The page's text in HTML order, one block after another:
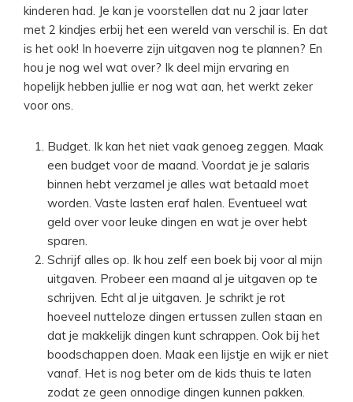
kinderen had. Je kan je voorstellen dat nu 2 jaar later
met 2 kindjes erbij het een wereld van verschil is. En dat
is het ook! In hoeverre zijn uitgaven nog te plannen? En
hou je nog wel wat over? Ik deel mijn ervaring en
hopelijk hebben jullie er nog wat aan, het werkt zeker
voor ons.
Budget. Ik kan het niet vaak genoeg zeggen. Maak
een budget voor de maand. Voordat je je salaris
binnen hebt verzamel je alles wat betaald moet
worden. Vaste lasten eraf halen. Eventueel wat
geld over voor leuke dingen en wat je over hebt
sparen.
Schrijf alles op. Ik hou zelf een boek bij voor al mijn
uitgaven. Probeer een maand al je uitgaven op te
schrijven. Echt al je uitgaven. Je schrikt je rot
hoeveel nutteloze dingen ertussen zullen staan en
dat je makkelijk dingen kunt schrappen. Ook bij het
boodschappen doen. Maak een lijstje en wijk er niet
vanaf. Het is nog beter om de kids thuis te laten
zodat ze geen onnodige dingen kunnen pakken.